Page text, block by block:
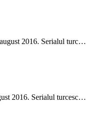
2016. Serialul turc…
2016. Serialul turcesc…